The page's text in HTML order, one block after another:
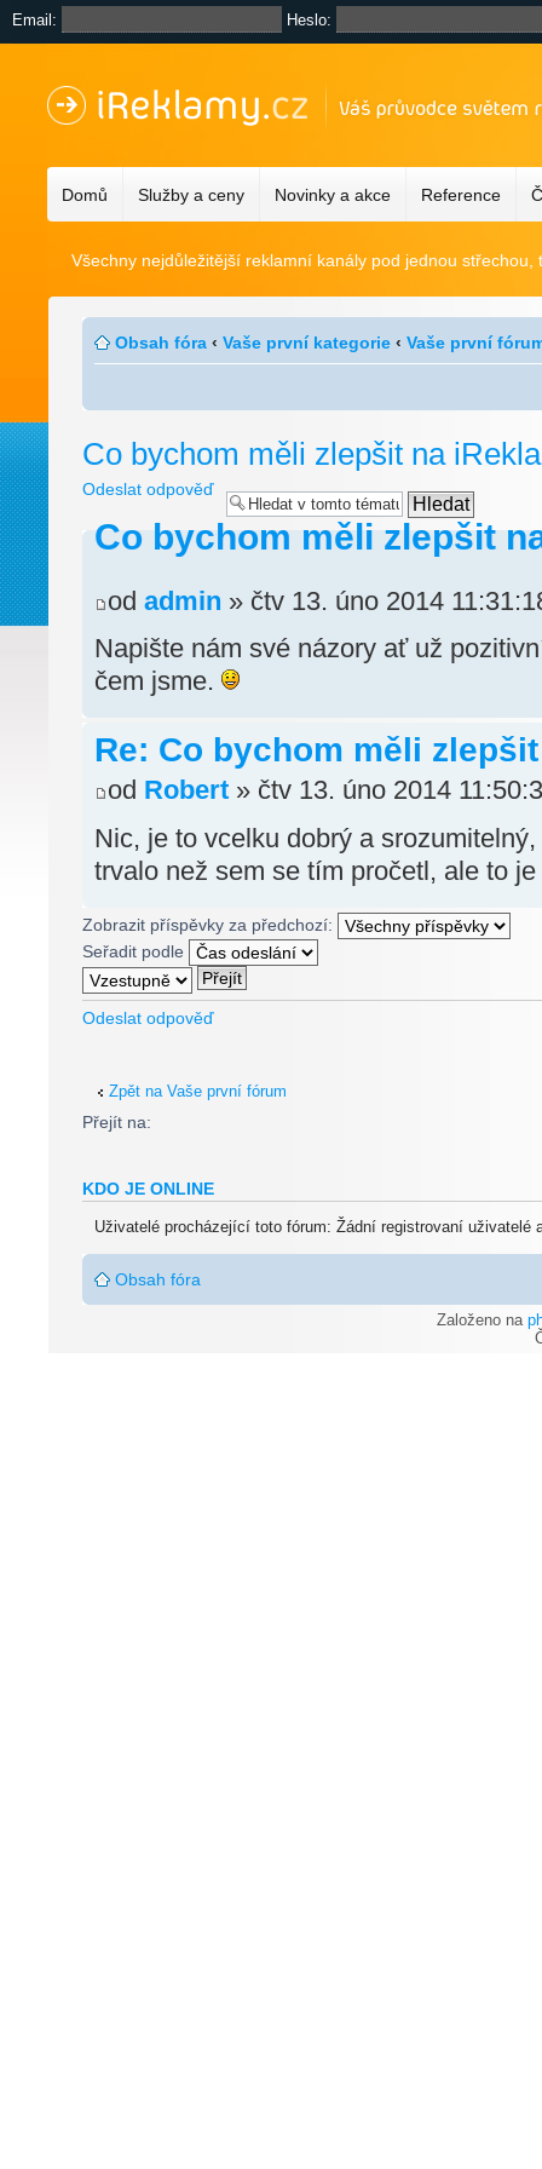
Email: Heslo:
Domů Služby a ceny Novinky a akce Reference
Všechny nejdůležitější reklamní kanály pod jednou střechou,
Obsah fóra ‹ Vaše první kategorie ‹ Vaše první
Co bychom měli zlepšit na
Odeslat odpověď
Co bychom měli zlepšit
od admin » čtv 13. úno 2014
Napište nám své názory ať už
čem jsme.
Re: Co bychom měli
od Robert » čtv 13. úno 2014
Nic, je to vcelku dobrý a
trvalo než sem se tím pročetl, ale to
Zobrazit příspěvky za předchozí:
Seřadit podle
Odeslat odpověď
Zpět na Vaše první fórum
Přejít na:
KDO JE ONLINE
Uživatelé procházející toto fórum: Žádní registrovaní uživatelé
Obsah fóra
Založeno na